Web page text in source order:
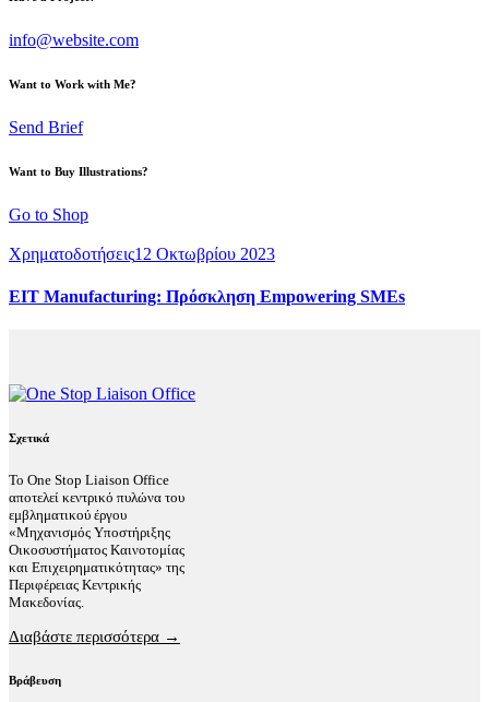
info@website.com
Want to Work with Me?
Send Brief
Want to Buy Illustrations?
Go to Shop
Χρηματοδοτήσεις12 Οκτωβρίου 2023
EIT Manufacturing: Πρόσκληση Empowering SMEs
Σχετικά
Το One Stop Liaison Office
αποτελεί κεντρικό πυλώνα του
εμβληματικού έργου
«Μηχανισμός Υποστήριξης
Οικοσυστήματος Καινοτομίας
και Επιχειρηματικότητας» της
Περιφέρειας Κεντρικής
Μακεδονίας.
Διαβάστε περισσότερα →
Βράβευση